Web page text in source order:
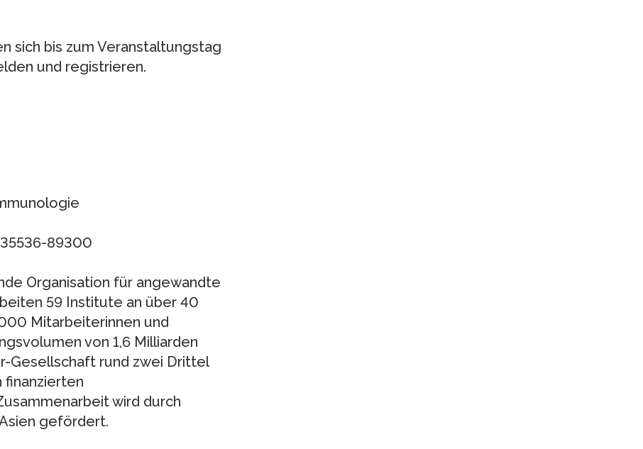
sich bis zum Veranstaltungstag
und registrieren.
89300
Organisation für angewandte
59 Institute an über 40
Mitarbeiterinnen und
von 1,6 Milliarden
Gesellschaft rund zwei Drittel
finanzierten
wird durch
gefördert.